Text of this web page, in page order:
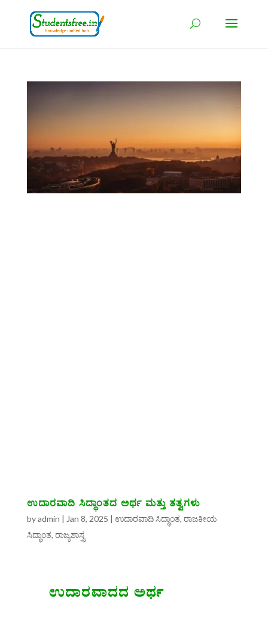
ಉದಾರವಾದಿ ಸಿದ್ಧಾಂತದ ಅರ್ಥ ಮತ್ತು ತತ್ವಗಳು
byadmin | Jan 8, 2025 | ಉದಾರವಾದಿ ಸಿದ್ಧಾಂತ, ರಾಜಕೀಯ
ಸಿದ್ಧಾಂತ, ರಾಜ್ಯಶಾಸ್ತ್ರ
ಉದಾರವಾದದ ಅರ್ಥ